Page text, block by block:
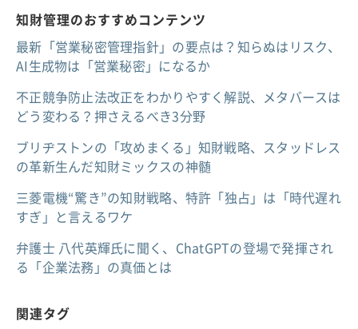
知財管理のおすすめコンテンツ
最新「営業秘密管理指針」の要点は？知らぬはリスク、
AI生成物は「営業秘密」になるか
不正競争防止法改正をわかりやすく解説、メタバースは
どう変わる？押さえるべき3分野
ブリヂストンの「攻めまくる」知財戦略、スタッドレス
の革新生んだ知財ミックスの神髄
三菱電機“驚き”の知財戦略、特許「独占」は「時代遅れ
すぎ」と言えるワケ
弁護士 八代英輝氏に聞く、ChatGPTの登場で発揮され
る「企業法務」の真価とは
関連タグ